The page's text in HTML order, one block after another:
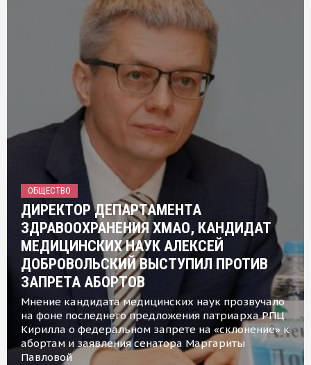
ОБЩЕСТВО
ДИРЕКТОР ДЕПАРТАМЕНТА
ЗДРАВООХРАНЕНИЯ ХМАО, КАНДИДАТ
МЕДИЦИНСКИХ НАУК АЛЕКСЕЙ
ДОБРОВОЛЬСКИЙ ВЫСТУПИЛ ПРОТИВ
ЗАПРЕТА АБОРТОВ
Мнение кандидата медицинских наук прозвучало
на фоне последнего предложения патриарха РПЦ
Кирилла о федеральном запрете на «склонение» к
абортам и заявления сенатора Маргариты
Павловой